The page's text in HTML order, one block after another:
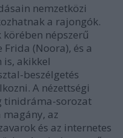
nemzetközi
a rajongók.
népszerű
Frida (Noora), és a
is, akikkel
beszélgetés
A nézettségi
tinidráma-sorozat
az
és az internetes